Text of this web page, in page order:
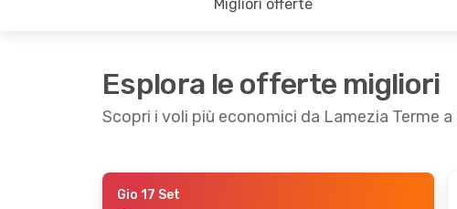
Migliori offerte
Esplora le offerte migliori
Scopri i voli più economici da Lamezia Terme a
Gio 17 Set